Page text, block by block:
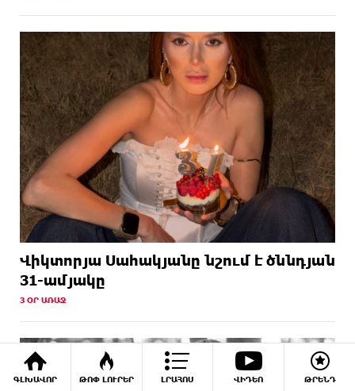
ԳԼԽԱՎՈՐ ԹՈՓ ԼՈՒՐԵՐ ԼՐԱՀՈՍ ՎԻԴԵՈ ԹՐԵՆԴ
Վիկտորյա Սահակյանը նշում է ծննդյան
31-ամյակը
3 ՕՐ ԱՌԱՋ